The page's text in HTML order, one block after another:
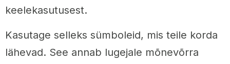
keelekasutusest.
Kasutage selleks sümboleid, mis teile korda
lähevad. See annab lugejale mõnevõrra